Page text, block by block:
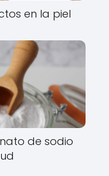
en la piel
de sodio